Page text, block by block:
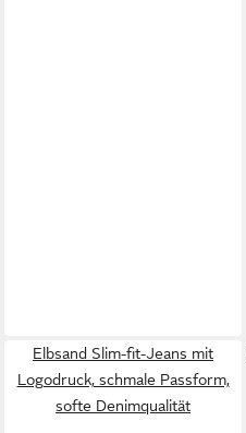
Elbsand Slim-fit-Jeans mit
Logodruck, schmale Passform,
softe Denimqualität